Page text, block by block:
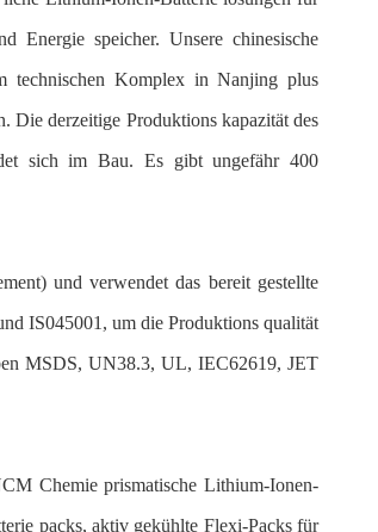
Energie speicher. Unsere chinesische
technischen Komplex in Nanjing plus
Die derzeitige Produktions kapazität des
sich im Bau. Es gibt ungefähr 400
und verwendet das bereit gestellte
IS045001, um die Produktions qualität
MSDS, UN38.3, UL, IEC62619, JET
Chemie prismatische Lithium-Ionen-
packs, aktiv gekühlte Flexi-Packs für